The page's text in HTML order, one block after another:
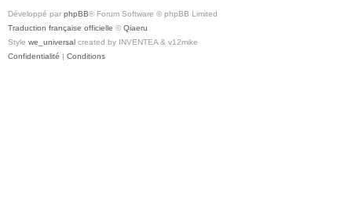
Développé par phpBB® Forum Software © phpBB Limited
Traduction française officielle © Qiaeru
Style we_universal created by INVENTEA & v12mike
Confidentialité | Conditions